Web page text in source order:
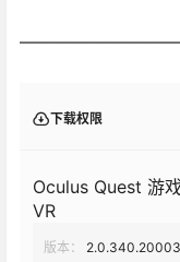
下载权限
Oculus Quest 游
VR
版本：